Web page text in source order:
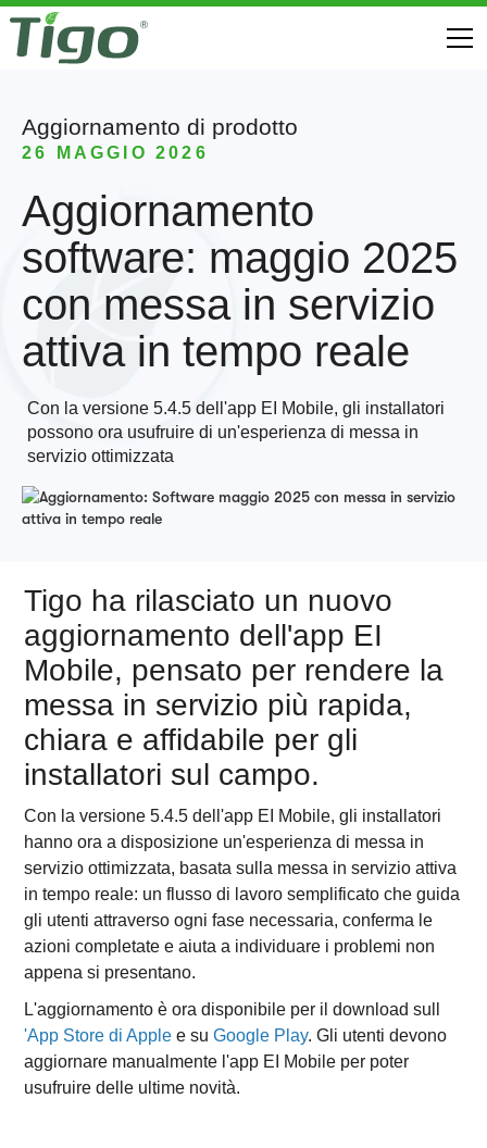
Aggiornamento di prodotto
26 MAGGIO 2026
Aggiornamento
software: maggio 2025
con messa in servizio
attiva in tempo reale
Con la versione 5.4.5 dell'app EI Mobile, gli installatori
possono ora usufruire di un'esperienza di messa in
servizio ottimizzata
Tigo ha rilasciato un nuovo
aggiornamento dell'app EI
Mobile, pensato per rendere la
messa in servizio più rapida,
chiara e affidabile per gli
installatori sul campo.
Con la versione 5.4.5 dell'app EI Mobile, gli installatori
hanno ora a disposizione un'esperienza di messa in
servizio ottimizzata, basata sulla messa in servizio attiva
in tempo reale: un flusso di lavoro semplificato che guida
gli utenti attraverso ogni fase necessaria, conferma le
azioni completate e aiuta a individuare i problemi non
appena si presentano.
L'aggiornamento è ora disponibile per il download sull
'App Store di Apple e suGoogle Play. Gli utenti devono
aggiornare manualmente l'app EI Mobile per poter
usufruire delle ultime novità.